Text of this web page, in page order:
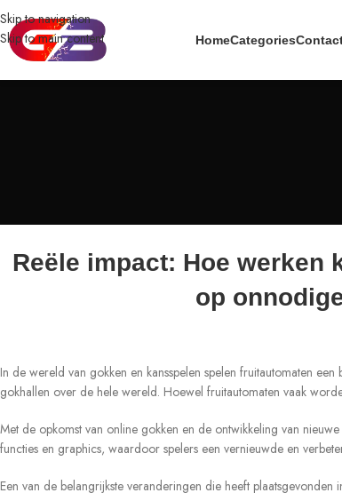
Skip to navigation
Skip to main content
HomeCategories
Reële impact: Hoe werken
op
In de wereld van gokken en kansspelen spelen fruitautomaten
gokhallen over de hele wereld. Hoewel fruitautomaten vaak
Met de opkomst van online gokken en de ontwikkeling van
functies en graphics, waardoor spelers een vernieuwde en
Een van de belangrijkste veranderingen die heeft